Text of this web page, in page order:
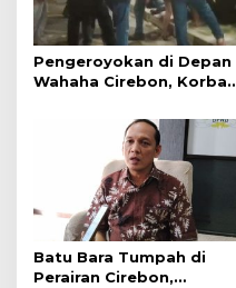
Pengeroyokan di Depan
Wahaha Cirebon, Korban
Batu Bara Tumpah di
Perairan Cirebon,